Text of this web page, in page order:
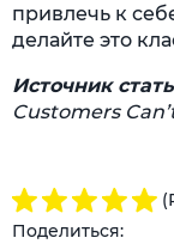
привлечь к
делайте это
Источник
Customers
Поделиться: